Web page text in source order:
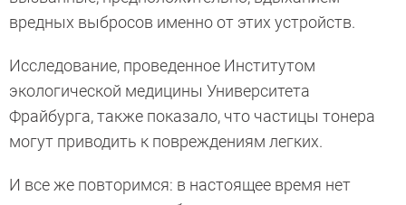
вредных выбросов именно от этих устройств.
Исследование, проведенное Институтом
экологической медицины Университета
Фрайбурга, также показало, что частицы тонера
могут приводить к повреждениям легких.
И все же повторимся: в настоящее время нет